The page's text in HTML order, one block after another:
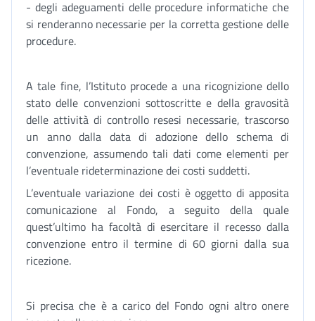
- degli adeguamenti delle procedure informatiche che
si renderanno necessarie per la corretta gestione delle
procedure.
A tale fine, l’Istituto procede a una ricognizione dello
stato delle convenzioni sottoscritte e della gravosità
delle attività di controllo resesi necessarie, trascorso
un anno dalla data di adozione dello schema di
convenzione, assumendo tali dati come elementi per
l’eventuale rideterminazione dei costi suddetti.
L’eventuale variazione dei costi è oggetto di apposita
comunicazione al Fondo, a seguito della quale
quest’ultimo ha facoltà di esercitare il recesso dalla
convenzione entro il termine di 60 giorni dalla sua
ricezione.
Si precisa che è a carico del Fondo ogni altro onere